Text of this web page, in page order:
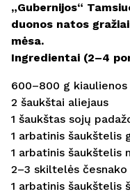
„Gubernijos“
duonos natos
mėsa.
Ingredientai (2–4
600–800 g kiaulienos
2 šaukštai aliejaus
1 šaukštas sojų
1 arbatinis šaukštelis
1 arbatinis šaukštelis
2–3 skiltelės česnako
1 arbatinis šaukštelis